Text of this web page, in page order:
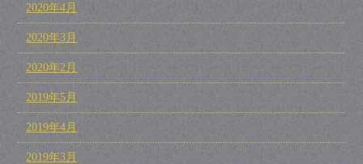
2020年4月
2020年3月
2020年2月
2019年5月
2019年4月
2019年3月